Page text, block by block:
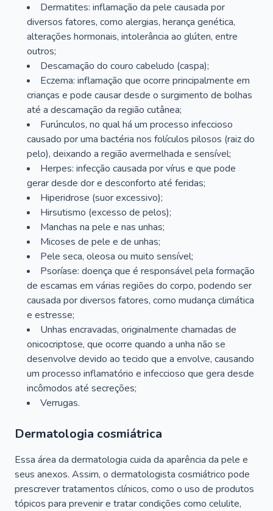
Dermatites: inflamação da pele causada por
diversos fatores, como alergias, herança genética,
alterações hormonais, intolerância ao glúten, entre
outros;
Descamação do couro cabeludo (caspa);
Eczema: inflamação que ocorre principalmente em
crianças e pode causar desde o surgimento de bolhas
até a descamação da região cutânea;
Furúnculos, no qual há um processo infeccioso
causado por uma bactéria nos folículos pilosos (raiz do
pelo), deixando a região avermelhada e sensível;
Herpes: infecção causada por vírus e que pode
gerar desde dor e desconforto até feridas;
Hiperidrose (suor excessivo);
Hirsutismo (excesso de pelos);
Manchas na pele e nas unhas;
Micoses de pele e de unhas;
Pele seca, oleosa ou muito sensível;
Psoríase: doença que é responsável pela formação
de escamas em várias regiões do corpo, podendo ser
causada por diversos fatores, como mudança climática
e estresse;
Unhas encravadas, originalmente chamadas de
onicocriptose, que ocorre quando a unha não se
desenvolve devido ao tecido que a envolve, causando
um processo inflamatório e infeccioso que gera desde
incômodos até secreções;
Verrugas.
Dermatologia cosmiátrica
Essa área da dermatologia cuida da aparência da pele e
seus anexos. Assim, o dermatologista cosmiátrico pode
prescrever tratamentos clínicos, como o uso de produtos
tópicos para prevenir e tratar condições como celulite,